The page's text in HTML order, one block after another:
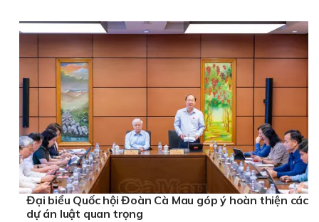
Đại biểu Quốc hội Đoàn Cà Mau góp ý hoàn thiện các
dự án luật quan trọng